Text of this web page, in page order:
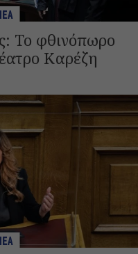
Το φθινόπωρο
Καρέζη